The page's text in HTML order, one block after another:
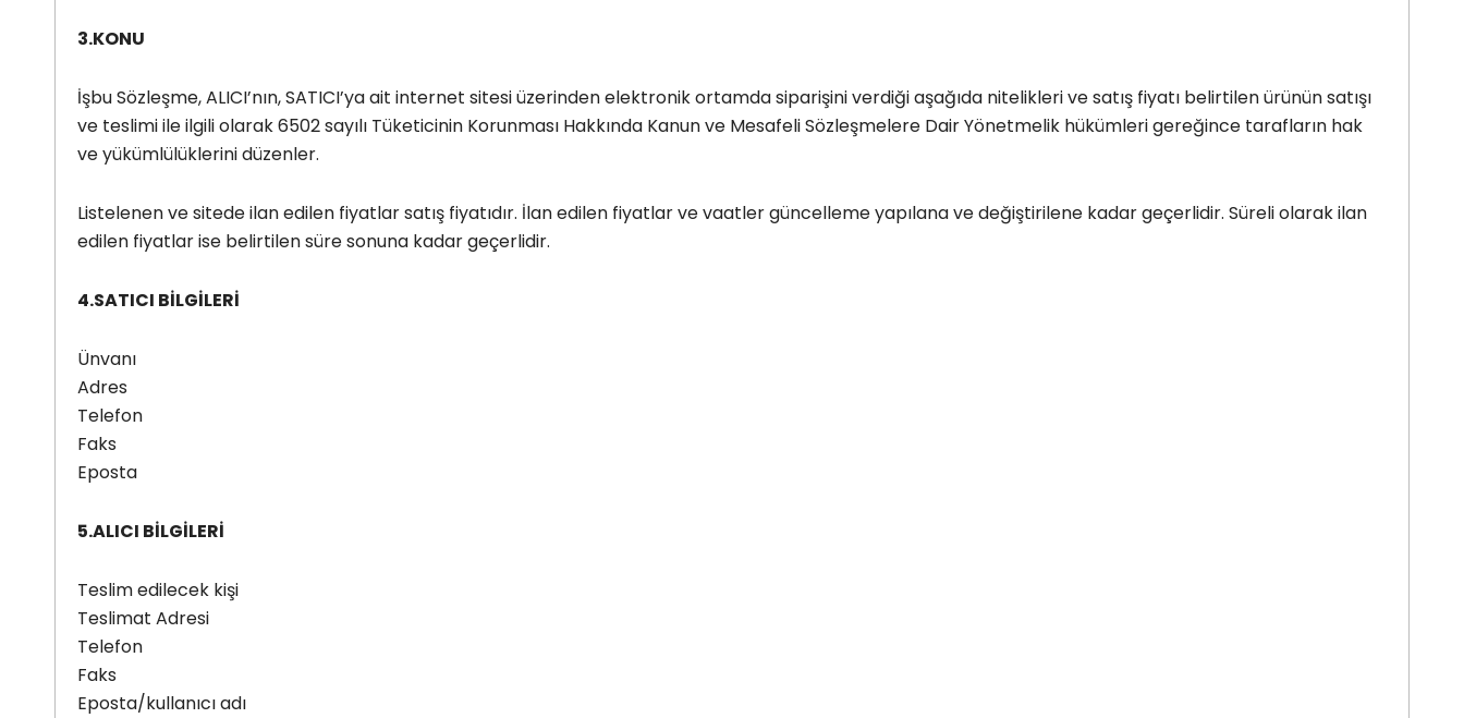
3.KONU
İşbu Sözleşme, ALICI’nın, SATICI’ya ait internet sitesi üzerinden elektronik ortamda siparişini verdiği aşağıda nitelikleri ve satış fiyatı belirtilen ürünün satışı
ve teslimi ile ilgili olarak 6502 sayılı Tüketicinin Korunması Hakkında Kanun ve Mesafeli Sözleşmelere Dair Yönetmelik hükümleri gereğince tarafların hak
ve yükümlülüklerini düzenler.
Listelenen ve sitede ilan edilen fiyatlar satış fiyatıdır. İlan edilen fiyatlar ve vaatler güncelleme yapılana ve değiştirilene kadar geçerlidir. Süreli olarak ilan
edilen fiyatlar ise belirtilen süre sonuna kadar geçerlidir.
4.SATICI BİLGİLERİ
Ünvanı
Adres
Telefon
Faks
Eposta
5.ALICI BİLGİLERİ
Teslim edilecek kişi
Teslimat Adresi
Telefon
Faks
Eposta/kullanıcı adı